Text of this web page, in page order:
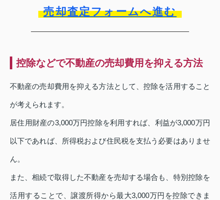
売却査定フォームへ進む
控除などで不動産の売却費用を抑える方法
不動産の売却費用を抑える方法として、控除を活用すること
が考えられます。
居住用財産の3,000万円控除を利用すれば、利益が3,000万円
以下であれば、所得税および住民税を支払う必要はありませ
ん。
また、相続で取得した不動産を売却する場合も、特別控除を
活用することで、譲渡所得から最大3,000万円を控除できま